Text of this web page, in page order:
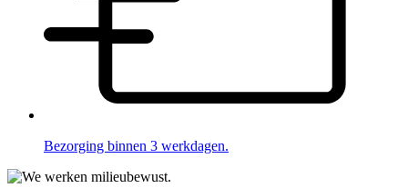
Bezorging binnen 3 werkdagen.